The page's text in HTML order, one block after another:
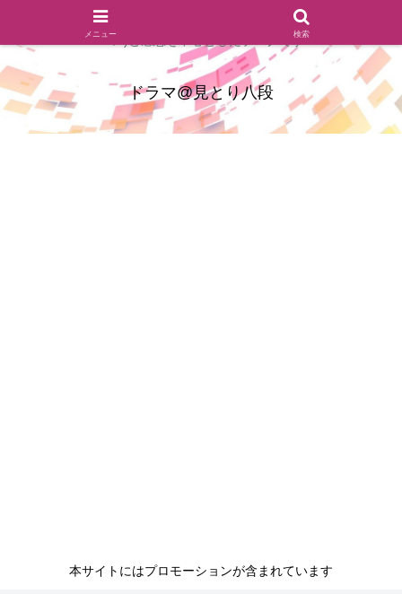
ドラマのシーンとセリフを切り取ったあらすじレビュー(復習ネタ
バレ)と感想を中心としたブログです
ドラマ@見とり八段
本サイトにはプロモーションが含まれています
メニュー 検索